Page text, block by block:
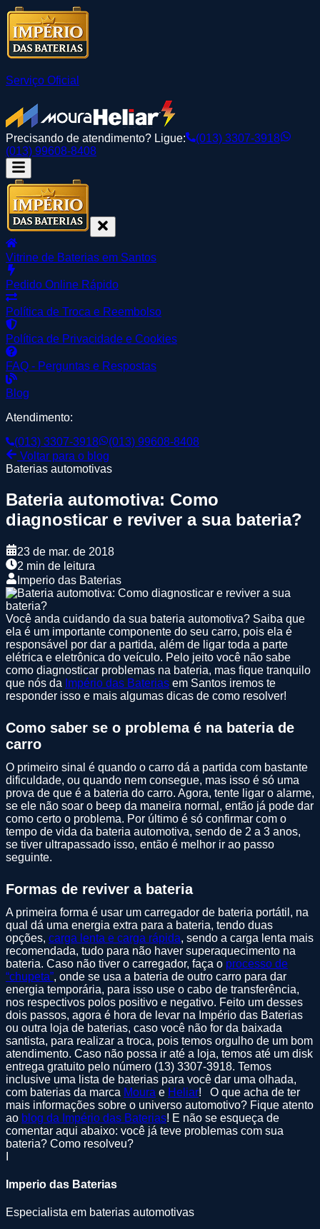
Serviço Oficial
Precisando de atendimento? Ligue:
(013) 3307-3918
(013) 99608-8408
Vitrine de Baterias em Santos
Pedido Online Rápido
Política de Troca e Reembolso
Política de Privacidade e Cookies
FAQ - Perguntas e Respostas
Blog
Atendimento:
(013) 3307-3918
(013) 99608-8408
Voltar para o blog
Baterias automotivas
Bateria automotiva: Como
diagnosticar e reviver a sua bateria?
23 de mar. de 2018
2 min de leitura
Imperio das Baterias
Você anda cuidando da sua bateria automotiva? Saiba que
ela é um importante componente do seu carro, pois ela é
responsável por dar a partida, além de ligar toda a parte
elétrica e eletrônica do veículo. Pelo jeito você não sabe
como diagnosticar problemas na bateria, mas fique tranquilo
que nós da Império das Baterias em Santos iremos te
responder isso e mais algumas dicas de como resolver!
Como saber se o problema é na bateria de
carro
O primeiro sinal é quando o carro dá a partida com bastante
dificuldade, ou quando nem consegue, mas isso é só uma
prova de que é a bateria do carro. Agora, tente ligar o alarme,
se ele não soar o beep da maneira normal, então já pode dar
como certo o problema. Por último é só confirmar com o
tempo de vida da bateria automotiva, sendo de 2 a 3 anos,
se tiver ultrapassado isso, então é melhor ir ao passo
seguinte.
Formas de reviver a bateria
A primeira forma é usar um carregador de bateria portátil, na
qual dá uma energia extra para a bateria, tendo duas
opções, carga lenta e carga rápida, sendo a carga lenta mais
recomendada, tudo para não haver superaquecimento na
bateria. Caso não tiver o carregador, faça o processo de
“chupeta”, onde se usa a bateria de outro carro para dar
energia temporária, para isso use o cabo de transferência,
nos respectivos polos positivo e negativo. Feito um desses
dois passos, agora é hora de levar na Império das Baterias
ou outra loja de baterias, caso você não for da baixada
santista, para realizar a troca, pois temos orgulho de um bom
atendimento. Caso não possa ir até a loja, temos até um disk
entrega gratuito pelo número (13) 3307-3918. Temos
inclusive uma lista de baterias para você dar uma olhada,
com baterias da marca Moura e Heliar! O que acha de ter
mais informações sobre o universo automotivo? Fique atento
ao blog da Império das Baterias! E não se esqueça de
comentar aqui abaixo: você já teve problemas com sua
bateria? Como resolveu?
Imperio das Baterias
Especialista em baterias automotivas